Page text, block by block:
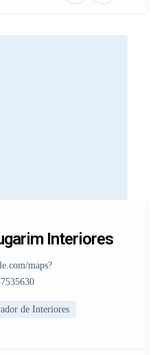
Interiores
maps?
de Interiores